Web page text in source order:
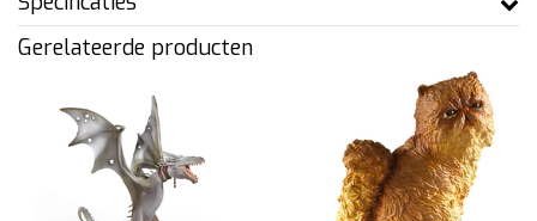
Gerelateerde producten